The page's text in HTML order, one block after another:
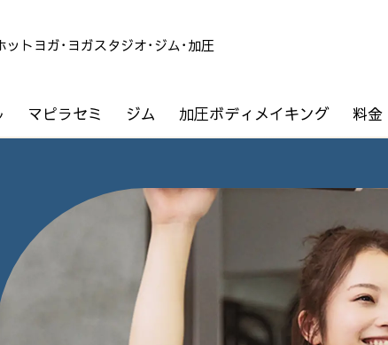
ットヨガ･ヨガスタジオ･ジム･加圧
マピラセミ ジム 加圧ボディメイキング 料金